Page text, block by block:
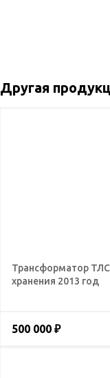
Другая
Трансформатор
хранения 2013 год
500 000 ₽